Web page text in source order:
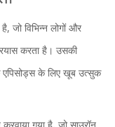
जो विभिन्न लोगों और
करता है। उसकी
एपिसोड्स के लिए खूब उत्सुक